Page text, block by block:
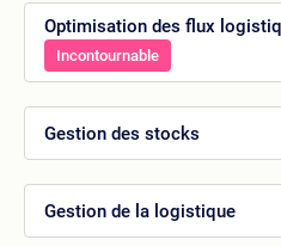
Optimisation des flux
Incontournable
Gestion des stocks
Gestion de la logistique